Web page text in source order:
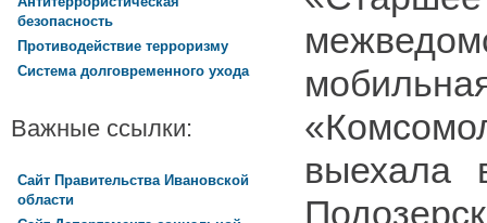
выехала
безопасность
Противодействие терроризму
Система долговременного ухода
Важные ссылки:
Сайт Правительства Ивановской
области